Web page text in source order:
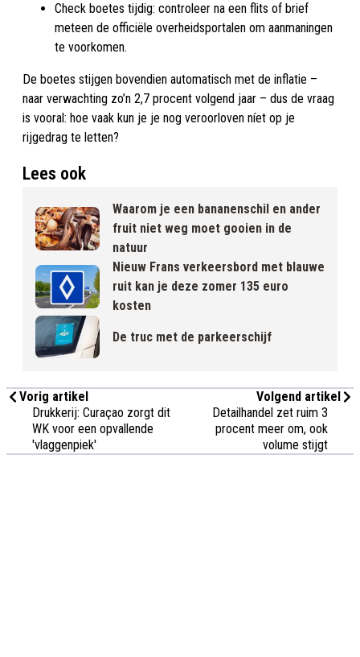
Check boetes tijdig: controleer na een flits of brief
meteen de officiële overheidsportalen om aanmaningen
te voorkomen.
De boetes stijgen bovendien automatisch met de inflatie –
naar verwachting zo’n 2,7 procent volgend jaar – dus de vraag
is vooral: hoe vaak kun je je nog veroorloven níet op je
rijgedrag te letten?
Lees ook
Waarom je een bananenschil en ander
fruit niet weg moet gooien in de
natuur
Nieuw Frans verkeersbord met blauwe
ruit kan je deze zomer 135 euro
kosten
De truc met de parkeerschijf
Vorig artikel
Drukkerij: Curaçao zorgt dit
WK voor een opvallende
'vlaggenpiek'
Volgend artikel
Detailhandel zet ruim 3
procent meer om, ook
volume stijgt